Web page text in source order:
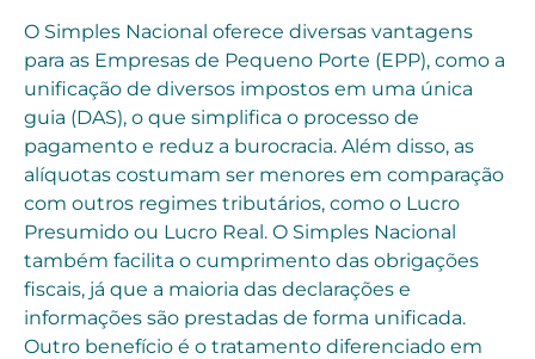
O Simples Nacional oferece diversas vantagens
para as Empresas de Pequeno Porte (EPP), como a
unificação de diversos impostos em uma única
guia (DAS), o que simplifica o processo de
pagamento e reduz a burocracia. Além disso, as
alíquotas costumam ser menores em comparação
com outros regimes tributários, como o Lucro
Presumido ou Lucro Real. O Simples Nacional
também facilita o cumprimento das obrigações
fiscais, já que a maioria das declarações e
informações são prestadas de forma unificada.
Outro benefício é o tratamento diferenciado em